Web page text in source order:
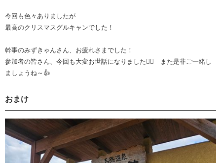
今回も色々ありましたが
最高のクリスマスグルキャンでした！
幹事のみずきゃんさん、お疲れさまでした！
参加者の皆さん、今回も大変お世話になりました🙇‍♂️ また是非ご一緒し
ましょうね～👍️
おまけ